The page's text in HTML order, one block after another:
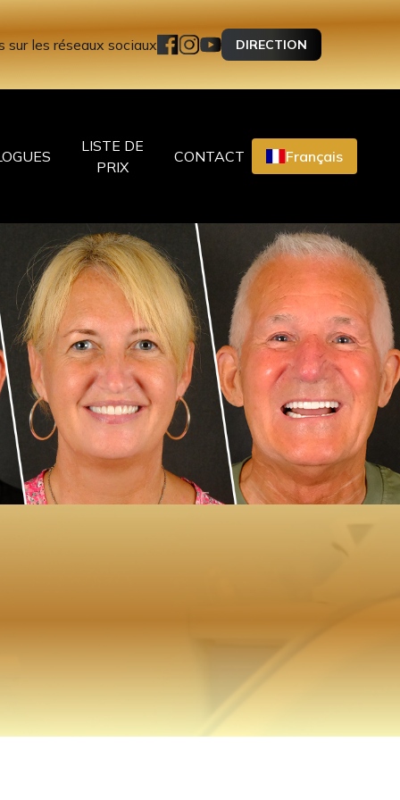
sur les réseaux sociaux DIRECTION
LISTE DE
PRIX
CONTACT Français